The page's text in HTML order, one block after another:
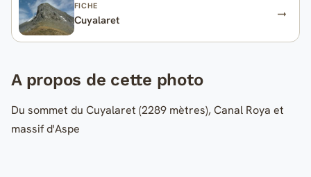
FICHE
Cuyalaret
A propos de cette photo
Du sommet du Cuyalaret (2289 mètres), Canal Roya et
massif d'Aspe